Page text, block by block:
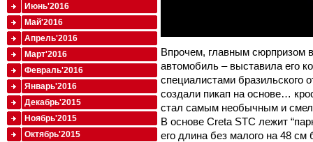
Впрочем, главным сюрпризом
автомобиль – выставила его
специалистами бразильского
создали пикап на основе…
стал самым необычным и
В основе Creta STC лежит
его длина без малого на 48
Июнь'2016
Май'2016
Апрель'2016
Март'2016
Февраль'2016
Январь'2016
Декабрь'2015
Ноябрь'2015
Октябрь'2015